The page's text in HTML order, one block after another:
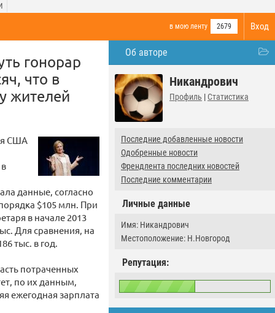
Вход
в мою ленту 2679
Об авторе
Никандрович
Профиль | Статистика
Последние добавленные новости
Одобренные новости
Френдлента последних новостей
Последние комментарии
Личные данные
Имя: Никандрович
Местоположение: Н.Новгород
Репутация:
гонорар
что в
жителей
США
данные, согласно
$105 млн. При
в начале 2013
Для сравнения, на
тыс. в год.
потраченных
по их данным,
ежегодная зарплата